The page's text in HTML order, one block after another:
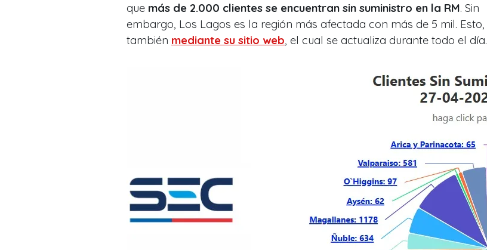
que más de 2.000 clientes se encuentran sin suministro en la RM. Sin
embargo, Los Lagos es la región más afectada con más de 5 mil. Esto,
también mediante su sitio web , el cual se actualiza durante todo el día.